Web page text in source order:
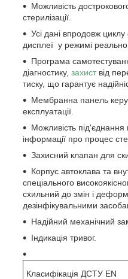
Можливість
стерилізації.
Усі дані впродовж циклу
дисплеї у режимі
Програма
діагностику, захиствід
тиску, що гарантує
Мембранна панель
експлуатації.
Можливість
інформації про процес
Захисний клапан для
Корпус автоклава та
спеціального
схильний до змін і
дезінфікувальними
Надійний механічний
Індикація тривог.
Класифікація ДСТУ EN